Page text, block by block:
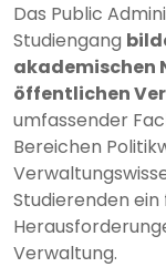
Das Public
Studiengang
akademischen
öffentlichen
umfassender
Bereichen
Studierenden
Verwaltung.